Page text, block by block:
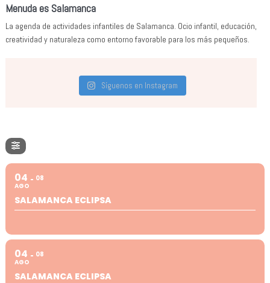
Menuda es Salamanca
La agenda de actividades infantiles de Salamanca. Ocio infantil, educación,
creatividad y naturaleza como entorno favorable para los más pequeños.
Síguenos en Instagram
04
AGO
08
SALAMANCA ECLIPSA
04
AGO
08
SALAMANCA ECLIPSA